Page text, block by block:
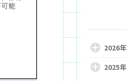
2026年
2025年